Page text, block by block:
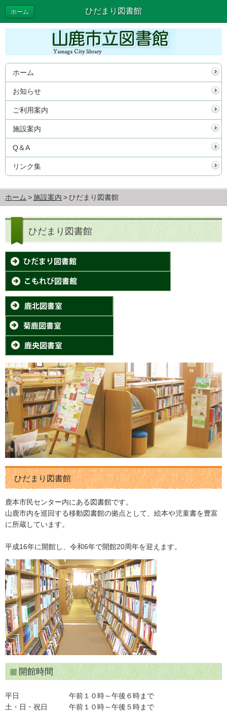
ひだまり図書館
ホーム
ホーム
お知らせ
ご利用案内
施設案内
Q＆A
リンク集
ホーム 施設案内 ひだまり図書館
ひだまり図書館
ひだまり図書館
鹿本市民センター内にある図書館です。
山鹿市内を巡回する移動図書館の拠点として、絵本や児童書を豊富
に所蔵しています。
平成16年に開館し、令和6年で開館20周年を迎えます。
開館時間
平日 午前１０時～午後６時まで
土・日・祝日 午前１０時～午後５時まで